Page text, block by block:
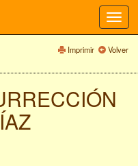
Imprimir Volver